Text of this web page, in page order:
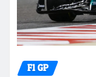
F1 GP